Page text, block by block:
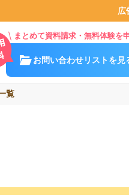
広
まとめて資料請求・無料体験を
お問い合わせリストを見
覧